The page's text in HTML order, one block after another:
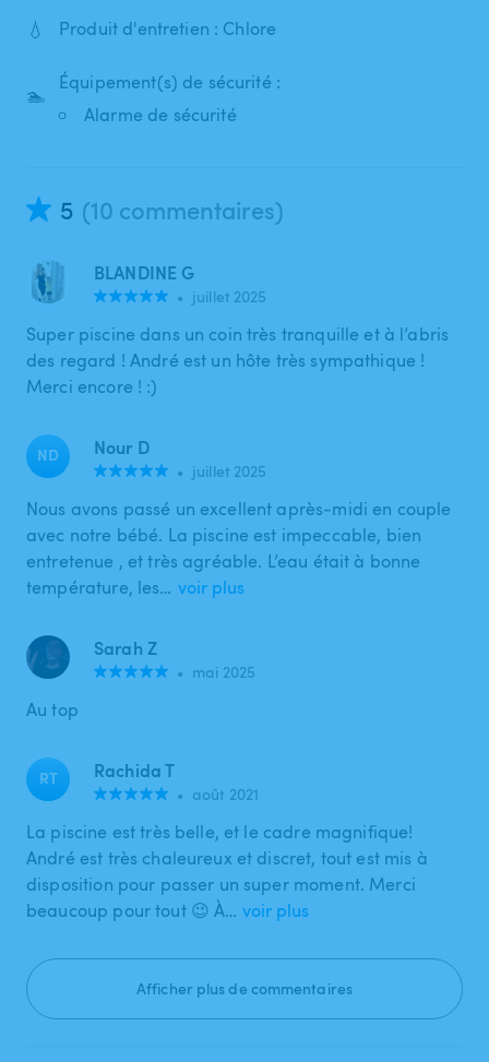
💧 Produit d'entretien : Chlore
🏊
Équipement(s) de sécurité :
Alarme de sécurité
5 (10 commentaires)
BLANDINE G
• juillet 2025
Super piscine dans un coin très tranquille et à l’abris
des regard ! André est un hôte très sympathique !
Merci encore ! :)
ND Nour D
• juillet 2025
Nous avons passé un excellent après-midi en couple
avec notre bébé. La piscine est impeccable, bien
entretenue , et très agréable. L’eau était à bonne
température, les… voir plus
Sarah Z
• mai 2025
Au top
RT Rachida T
• août 2021
La piscine est très belle, et le cadre magnifique!
André est très chaleureux et discret, tout est mis à
disposition pour passer un super moment. Merci
beaucoup pour tout 😉 À… voir plus
Afficher plus de commentaires